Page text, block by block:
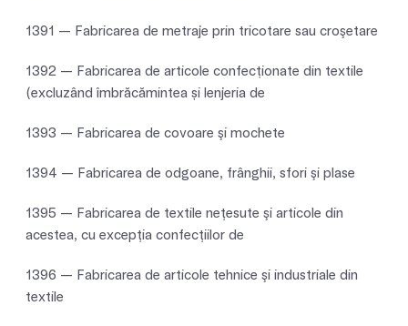
1391 — Fabricarea de metraje prin tricotare sau croşetare
1392 — Fabricarea de articole confecționate din textile
(excluzând îmbrăcămintea și lenjeria de
1393 — Fabricarea de covoare şi mochete
1394 — Fabricarea de odgoane, frânghii, sfori şi plase
1395 — Fabricarea de textile neţesute şi articole din
acestea, cu excepţia confecţiilor de
1396 — Fabricarea de articole tehnice şi industriale din
textile